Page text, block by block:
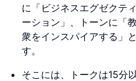
に「ビジネスエグゼクテ
ーション」、トーンに「
衆をインスパイアする」
す。
そこには、トークは15分